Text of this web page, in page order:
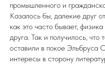
промышленного и
Казалось бы, далекие друг
как это часто бывает,
друга. Так и получилось, что
оставили в покое Эльбруса
интересы в сторону